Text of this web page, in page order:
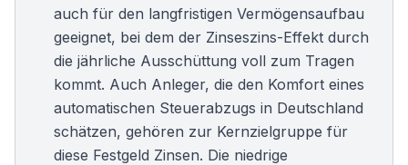
auch für den langfristigen Vermögensaufbau
geeignet, bei dem der Zinseszins-Effekt durch
die jährliche Ausschüttung voll zum Tragen
kommt. Auch Anleger, die den Komfort eines
automatischen Steuerabzugs in Deutschland
schätzen, gehören zur Kernzielgruppe für
diese Festgeld Zinsen. Die niedrige